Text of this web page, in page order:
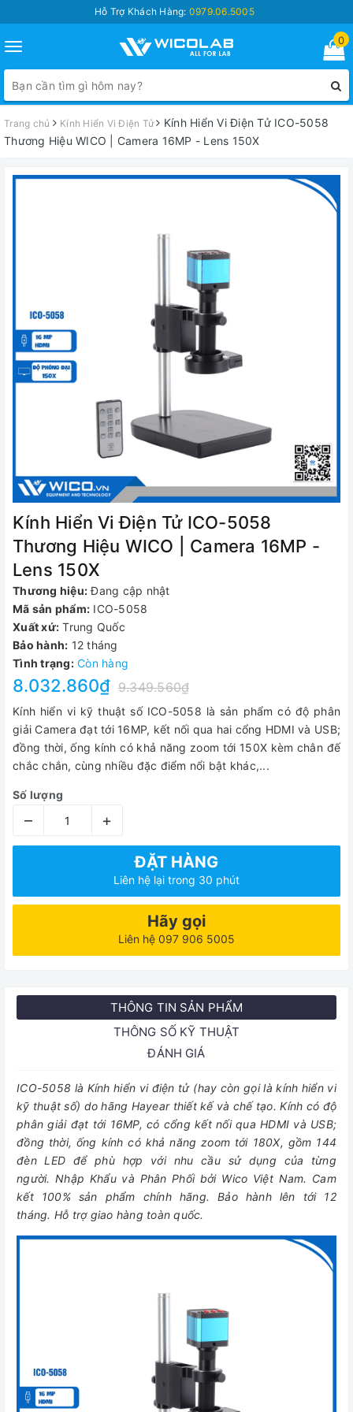
Hỗ Trợ Khách Hàng: 0979.06.5005
Toggle
navigation
0
Trang chủ Kính Hiển Vi Điện Tử
Kính Hiển Vi Điện Tử ICO-5058
Thương Hiệu WICO | Camera 16MP - Lens 150X
Kính Hiển Vi Điện Tử ICO-5058
Thương Hiệu WICO | Camera 16MP -
Lens 150X
Thương hiệu: Đang cập nhật
Mã sản phẩm: ICO-5058
Xuất xứ: Trung Quốc
Bảo hành: 12 tháng
Tình trạng: Còn hàng
8.032.860₫ 9.349.560₫
Kính hiển vi kỹ thuật số ICO-5058 là sản phẩm có độ phân
giải Camera đạt tới 16MP, kết nối qua hai cổng HDMI và USB;
đồng thời, ống kính có khả năng zoom tới 150X kèm chân đế
chắc chắn, cùng nhiều đặc điểm nổi bật khác,...
Số lượng
– +
ĐẶT HÀNG
Liên hệ lại trong 30 phút
Hãy gọi
Liên hệ 097 906 5005
THÔNG TIN SẢN PHẨM
THÔNG SỐ KỸ THUẬT
ĐÁNH GIÁ
ICO-5058 là Kính hiển vi điện tử (hay còn gọi là kính hiển vi
kỹ thuật số) do hãng Hayear thiết kế và chế tạo. Kính có độ
phân giải đạt tới 16MP, có cổng kết nối qua HDMI và USB;
đồng thời, ống kính có khả năng zoom tới 180X, gồm 144
đèn LED để phù hợp với nhu cầu sử dụng của từng
người. Nhập Khẩu và Phân Phối bởi Wico Việt Nam. Cam
kết 100% sản phẩm chính hãng. Bảo hành lên tới 12
tháng. Hỗ trợ giao hàng toàn quốc.